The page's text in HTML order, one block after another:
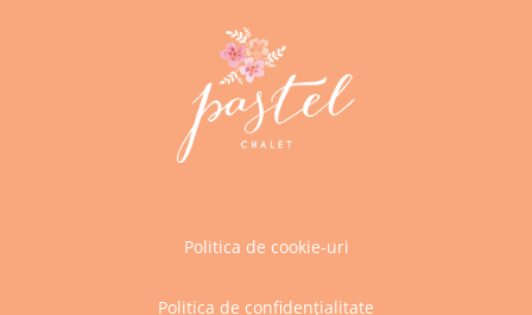
Politica de cookie-uri
Politica de confidențialitate